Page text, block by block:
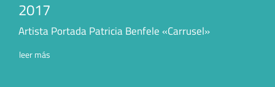
2017
Artista Portada Patricia Benfele «Carrusel»
leer más